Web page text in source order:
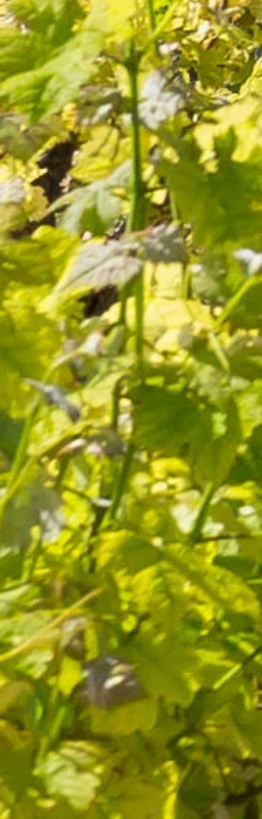
26 avis
6,60 €
Cuvée Prestige Rouge
20 avis
22,00 €
Emballage discret
etsécurisé
Livraison en 5j
dès expédition
Paiement en ligne
sécurisé
Production à
Lançon de Provence
Qualité et savoir-faire
depuis 1632
SUIVEZ-NOUS
J’accepte de recevoir par e-mail les offres et nouveautés de la